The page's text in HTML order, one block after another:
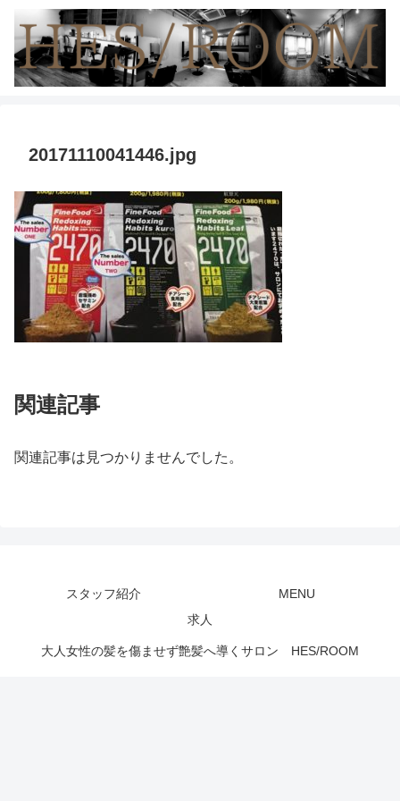
20171110041446.jpg
関連記事
関連記事は見つかりませんでした。
スタッフ紹介
MENU
求人
大人女性の髪を傷ませず艶髪へ導くサロン HES/ROOM